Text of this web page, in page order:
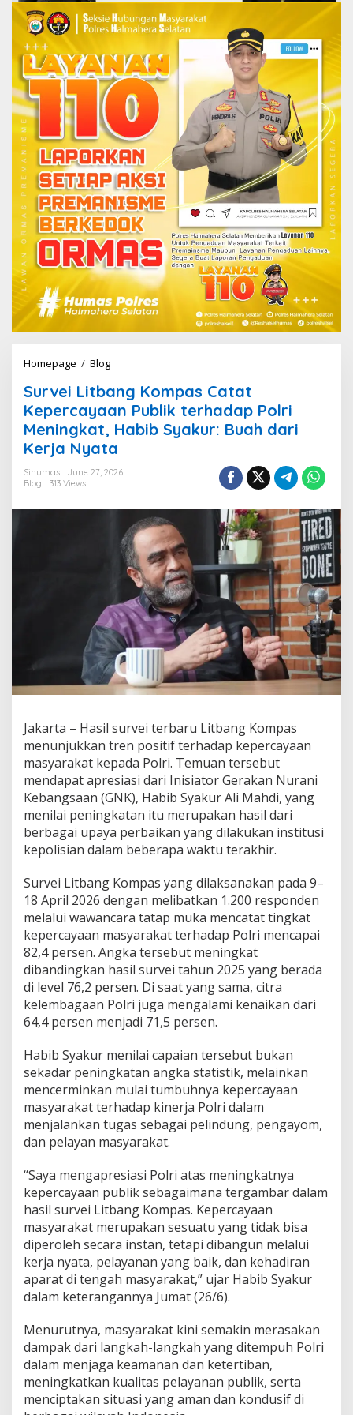
Homepage / Blog
r
v
e
L
t
a
s
C
a
t
a
p
e
r
c
a
y
a
a
n
u
b
l
i
k
e
r
h
a
d
a
P
o
l
r
M
e
i
n
g
k
a
t
,
H
a
b
b
S
a
k
u
Survei Litbang Kompas Catat
Kepercayaan Publik terhadap Polri
Meningkat, Habib Syakur: Buah dari
Kerja Nyata
Sihumas
June 27, 2026
Blog
313 Views
Jakarta – Hasil survei terbaru Litbang Kompas
menunjukkan tren positif terhadap kepercayaan
masyarakat kepada Polri. Temuan tersebut
mendapat apresiasi dari Inisiator Gerakan Nurani
Kebangsaan (GNK), Habib Syakur Ali Mahdi, yang
menilai peningkatan itu merupakan hasil dari
berbagai upaya perbaikan yang dilakukan institusi
kepolisian dalam beberapa waktu terakhir.
Survei Litbang Kompas yang dilaksanakan pada 9–
18 April 2026 dengan melibatkan 1.200 responden
melalui wawancara tatap muka mencatat tingkat
kepercayaan masyarakat terhadap Polri mencapai
82,4 persen. Angka tersebut meningkat
dibandingkan hasil survei tahun 2025 yang berada
di level 76,2 persen. Di saat yang sama, citra
kelembagaan Polri juga mengalami kenaikan dari
64,4 persen menjadi 71,5 persen.
Habib Syakur menilai capaian tersebut bukan
sekadar peningkatan angka statistik, melainkan
mencerminkan mulai tumbuhnya kepercayaan
masyarakat terhadap kinerja Polri dalam
menjalankan tugas sebagai pelindung, pengayom,
dan pelayan masyarakat.
“Saya mengapresiasi Polri atas meningkatnya
kepercayaan publik sebagaimana tergambar dalam
hasil survei Litbang Kompas. Kepercayaan
masyarakat merupakan sesuatu yang tidak bisa
diperoleh secara instan, tetapi dibangun melalui
kerja nyata, pelayanan yang baik, dan kehadiran
aparat di tengah masyarakat,” ujar Habib Syakur
dalam keterangannya Jumat (26/6).
Menurutnya, masyarakat kini semakin merasakan
dampak dari langkah-langkah yang ditempuh Polri
dalam menjaga keamanan dan ketertiban,
meningkatkan kualitas pelayanan publik, serta
menciptakan situasi yang aman dan kondusif di